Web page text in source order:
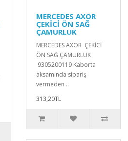
MERCEDES AXOR
ÇEKİCİ ÖN SAĞ
ÇAMURLUK
MERCEDES AXOR ÇEKİCİ
ÖN SAĞ ÇAMURLUK
9305200119 Kaborta
aksamında sipariş
vermeden ..
313,20TL